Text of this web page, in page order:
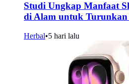
Studi Ungkap Manfaat
di Alam untuk Turunkan
Herbal•5 hari lalu